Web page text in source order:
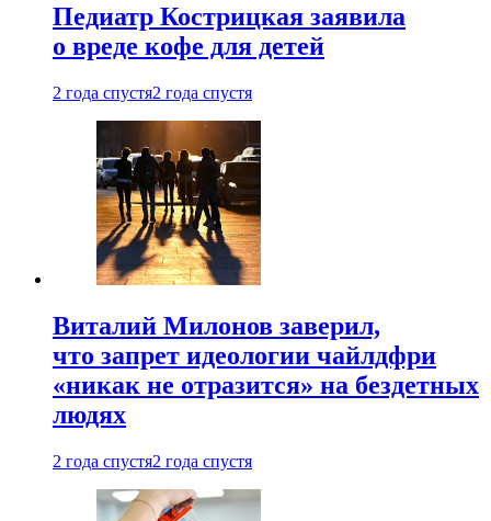
Педиатр Кострицкая заявила
о вреде кофе для детей
2 года спустя2 года спустя
Виталий Милонов заверил,
что запрет идеологии чайлдфри
«никак не отразится» на бездетных
людях
2 года спустя2 года спустя